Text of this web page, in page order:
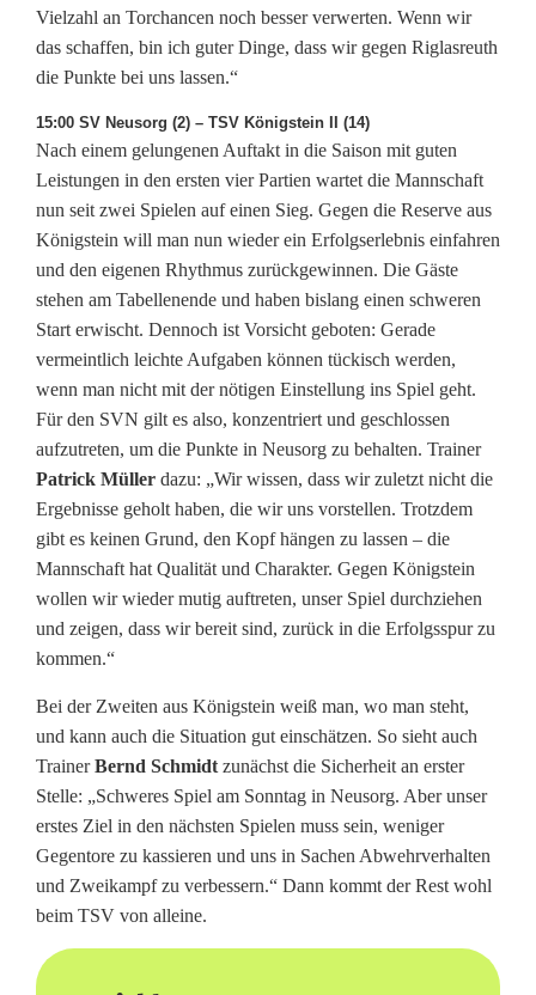
Vielzahl an Torchancen noch besser verwerten. Wenn wir
das schaffen, bin ich guter Dinge, dass wir gegen Riglasreuth
die Punkte bei uns lassen.“
15:00 SV Neusorg (2) – TSV Königstein II (14)
Nach einem gelungenen Auftakt in die Saison mit guten
Leistungen in den ersten vier Partien wartet die Mannschaft
nun seit zwei Spielen auf einen Sieg. Gegen die Reserve aus
Königstein will man nun wieder ein Erfolgserlebnis einfahren
und den eigenen Rhythmus zurückgewinnen. Die Gäste
stehen am Tabellenende und haben bislang einen schweren
Start erwischt. Dennoch ist Vorsicht geboten: Gerade
vermeintlich leichte Aufgaben können tückisch werden,
wenn man nicht mit der nötigen Einstellung ins Spiel geht.
Für den SVN gilt es also, konzentriert und geschlossen
aufzutreten, um die Punkte in Neusorg zu behalten. Trainer
Patrick Müller dazu: „Wir wissen, dass wir zuletzt nicht die
Ergebnisse geholt haben, die wir uns vorstellen. Trotzdem
gibt es keinen Grund, den Kopf hängen zu lassen – die
Mannschaft hat Qualität und Charakter. Gegen Königstein
wollen wir wieder mutig auftreten, unser Spiel durchziehen
und zeigen, dass wir bereit sind, zurück in die Erfolgsspur zu
kommen.“
Bei der Zweiten aus Königstein weiß man, wo man steht,
und kann auch die Situation gut einschätzen. So sieht auch
TrainerBernd Schmidt zunächst die Sicherheit an erster
Stelle: „Schweres Spiel am Sonntag in Neusorg. Aber unser
erstes Ziel in den nächsten Spielen muss sein, weniger
Gegentore zu kassieren und uns in Sachen Abwehrverhalten
und Zweikampf zu verbessern.“ Dann kommt der Rest wohl
beim TSV von alleine.